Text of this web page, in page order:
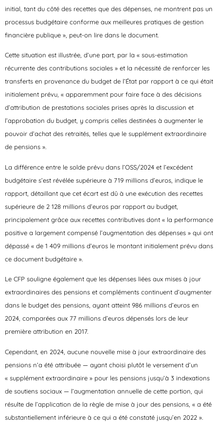
initial, tant du côté des recettes que des dépenses, ne montrent pas un
processus budgétaire conforme aux meilleures pratiques de gestion
financière publique », peut-on lire dans le document.
Cette situation est illustrée, d’une part, par la « sous-estimation
récurrente des contributions sociales » et la nécessité de renforcer les
transferts en provenance du budget de l’État par rapport à ce qui était
initialement prévu, « apparemment pour faire face à des décisions
d’attribution de prestations sociales prises après la discussion et
l’approbation du budget, y compris celles destinées à augmenter le
pouvoir d’achat des retraités, telles que le supplément extraordinaire
de pensions ».
La différence entre le solde prévu dans l’OSS/2024 et l’excédent
budgétaire s’est révélée supérieure à 719 millions d’euros, indique le
rapport, détaillant que cet écart est dû à une exécution des recettes
supérieure de 2 128 millions d’euros par rapport au budget,
principalement grâce aux recettes contributives dont « la performance
positive a largement compensé l’augmentation des dépenses » qui ont
dépassé « de 1 409 millions d’euros le montant initialement prévu dans
ce document budgétaire ».
Le CFP souligne également que les dépenses liées aux mises à jour
extraordinaires des pensions et compléments continuent d’augmenter
dans le budget des pensions, ayant atteint 986 millions d’euros en
2024, comparées aux 77 millions d’euros dépensés lors de leur
première attribution en 2017.
Cependant, en 2024, aucune nouvelle mise à jour extraordinaire des
pensions n’a été attribuée — ayant choisi plutôt le versement d’un
« supplément extraordinaire » pour les pensions jusqu’à 3 indexations
de soutiens sociaux — l’augmentation annuelle de cette portion, qui
résulte de l’application de la règle de mise à jour des pensions, « a été
substantiellement inférieure à ce qui a été constaté jusqu’en 2022 ».